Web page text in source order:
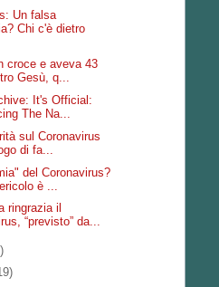
Un falsa
Chi c'è dietro
croce e aveva 43
Gesù, q...
It's Official:
The Na...
sul Coronavirus
di fa...
del Coronavirus?
è ...
ringrazia il
“previsto” da...